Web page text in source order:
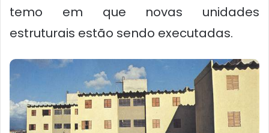
temo em que novas unidades
estruturais estão sendo executadas.